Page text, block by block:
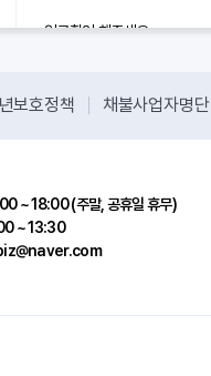
입금확인 해주세요.
보호정책 채불사업자명단
~ 18:00 (주말, 공휴일 휴무)
~ 13:30